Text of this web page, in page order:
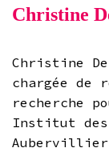
Christine
Christine
chargée de
recherche
Institut des